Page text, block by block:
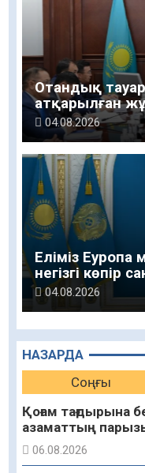
НАЗАРДА
Соңғы
Қоғам тағдырына
азаматтың
06.08.2026
Отандық
атқарылған
04.08.2026
Еліміз
негізгі көпір
04.08.2026